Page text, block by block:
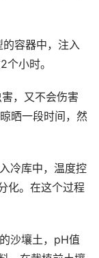
容器中，注入
小时。
，又不会伤害
晒一段时间，然
冷库中，温度控
化。在这个过程
沙壤土，pH值